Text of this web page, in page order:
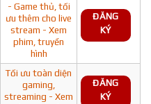
- Game thủ, tối
ưu thêm cho live
stream - Xem
phim, truyền
hình
ĐĂNG
KÝ
Tối ưu toàn diện
gaming,
streaming - Xem
ĐĂNG
KÝ